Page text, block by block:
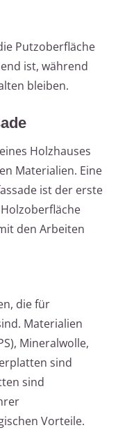
Putzoberfläche
ist, während
bleiben.
Holzhauses
Materialien. Eine
ist der erste
den Arbeiten
die für
Materialien
Mineralwolle,
sind
sind
Vorteile.